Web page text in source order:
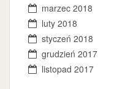
marzec 2018
luty 2018
styczeń 2018
grudzień 2017
listopad 2017